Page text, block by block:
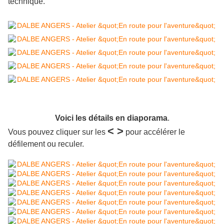
Voici les détails en diaporama.
Vous pouvez cliquer sur les < > pour accélérer le
défilement ou reculer.